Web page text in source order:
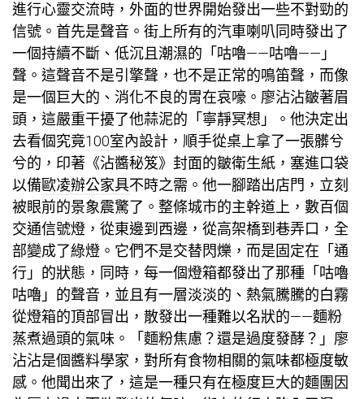
進行心靈交流時，外面的世界開始發出一些不對勁的
信號。首先是聲音。街上所有的汽車喇叭同時發出了
一個持續不斷、低沉且潮濕的「咕嚕——咕嚕——」
聲。這聲音不是引擎聲，也不是正常的鳴笛聲，而像
是一個巨大的、消化不良的胃在哀嚎。廖沾沾皺著眉
頭，這嚴重干擾了他蒜泥的「寧靜冥想」。他決定出
去看個究竟100室內設計 ，順手從桌上拿了一張髒兮
兮的，印著《沾醬秘笈》封面的皺衛生紙，塞進口袋
以備歐凌辦公家具不時之需。他一腳踏出店門，立刻
被眼前的景象震驚了。整條城市的主幹道上，數百個
交通信號燈，從東邊到西邊，從高架橋到巷弄口，全
部變成了綠燈。它們不是交替閃爍，而是固定在「通
行」的狀態，同時，每一個燈箱都發出了那種「咕嚕
咕嚕」的聲音，並且有一層淡淡的、熱氣騰騰的白霧
從燈箱的頂部冒出，散發出一種難以名狀的——麵粉
蒸煮過頭的氣味。「麵粉焦慮？還是過度發酵？」廖
沾沾是個醬料學家，對所有食物相關的氣味都極度敏
感。他聞出來了，這是一種只有在極度巨大的麵團因